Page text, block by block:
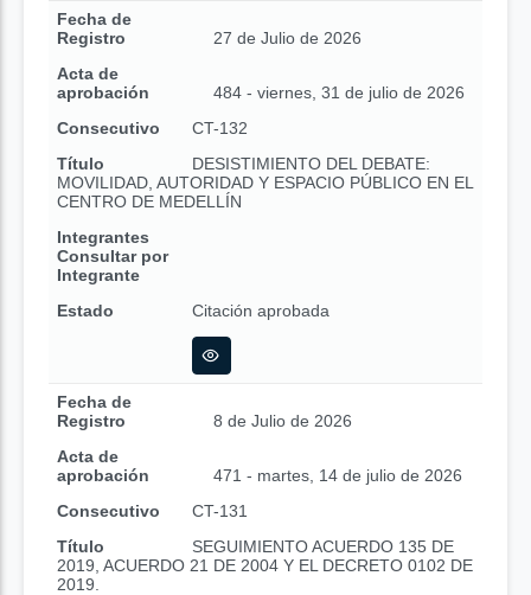
Fecha de
Registro
27 de Julio de 2026
Acta de
aprobación
484 - viernes, 31 de julio de 2026
Consecutivo
CT-132
Título
DESISTIMIENTO DEL DEBATE:
MOVILIDAD, AUTORIDAD Y ESPACIO PÚBLICO EN EL
CENTRO DE MEDELLÍN
Integrantes
Consultar por
Integrante
Estado
Citación aprobada
Fecha de
Registro
8 de Julio de 2026
Acta de
aprobación
471 - martes, 14 de julio de 2026
Consecutivo
CT-131
Título
SEGUIMIENTO ACUERDO 135 DE
2019, ACUERDO 21 DE 2004 Y EL DECRETO 0102 DE
2019.